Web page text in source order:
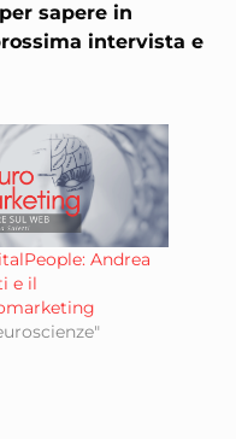
per sapere in
intervista e
Andrea
e il